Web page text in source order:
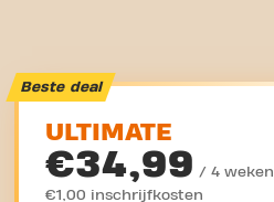
Beste deal
ULTIMATE
€34,99 / 4 weken
€1,00 inschrijfkosten